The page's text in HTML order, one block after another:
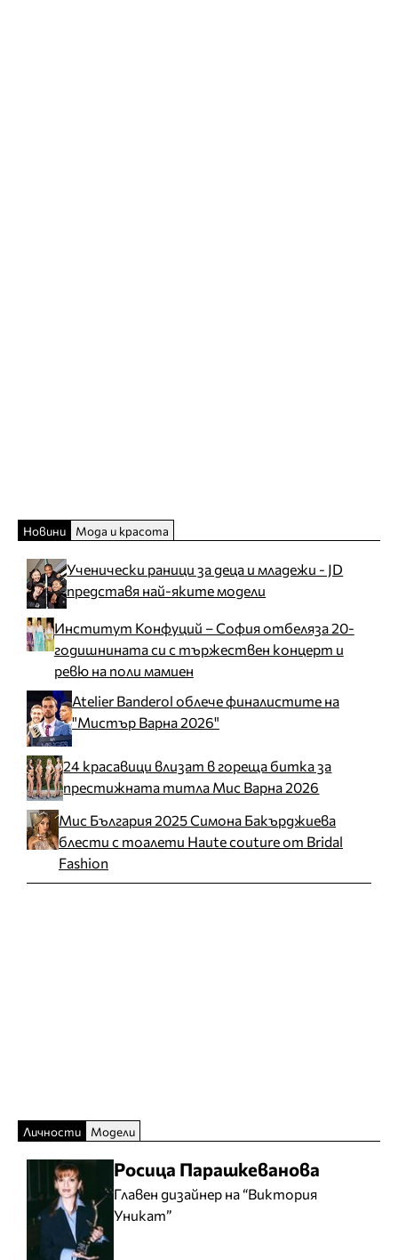
Новини Мода и красота
Ученически раници за деца и младежи - JD
представя най-яките модели
Институт Конфуций – София отбеляза 20-
годишнината си с тържествен концерт и
ревю на поли мамиен
Atelier Banderol облече финалистите на
"Мистър Варна 2026"
24 красавици влизат в гореща битка за
престижната титла Мис Варна 2026
Мис България 2025 Симона Бакърджиева
блести с тоалети Haute couture от Bridal
Fashion
Личности Модели
Росица Парашкеванова
Главен дизайнер на “Виктория
Уникат”